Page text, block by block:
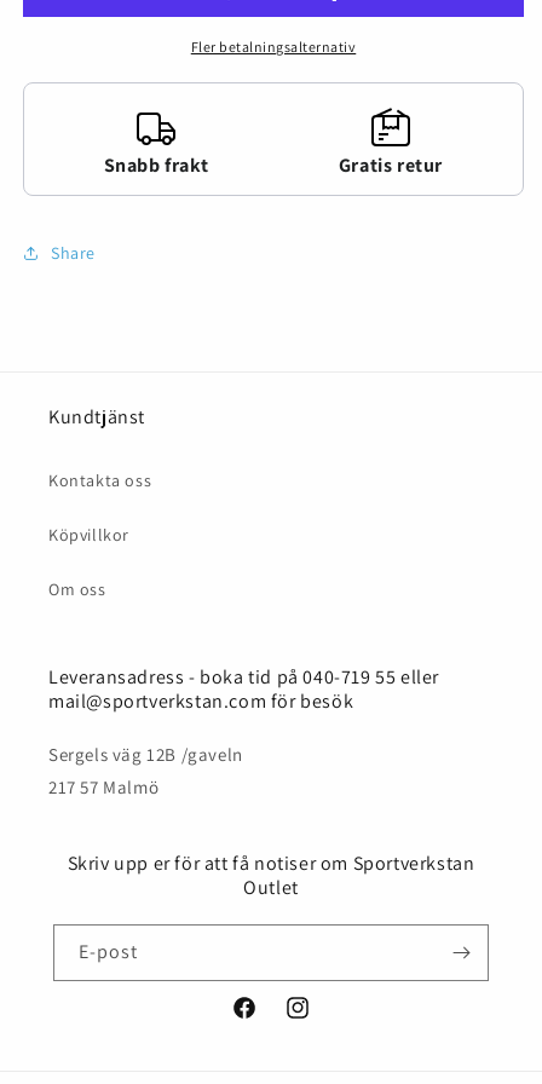
Fler betalningsalternativ
Snabb frakt Gratis retur
Share
Kundtjänst
Kontakta oss
Köpvillkor
Om oss
Leveransadress - boka tid på 040-719 55 eller
mail@sportverkstan.com för besök
Sergels väg 12B /gaveln
217 57 Malmö
Skriv upp er för att få notiser om Sportverkstan
Outlet
E-post
FacebookInstagram